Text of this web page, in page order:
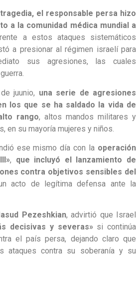
el responsable persa hizo
a la comunidad médica mundial a
a estos ataques sistemáticos
a presionar al régimen israelí para
sus agresiones, las cuales
juunio, una serie de agresiones
los que se ha saldado la vida de
rango, altos mandos militares y
en su mayoría mujeres y niños.
ese mismo día con la operación
, que incluyó el lanzamiento de
contra objetivos sensibles del
acto de legítima defensa ante la
Pezeshkian, advirtió que Israel
decisivas y severas» si continúa
el país persa, dejando claro que
ataques contra su soberanía y su